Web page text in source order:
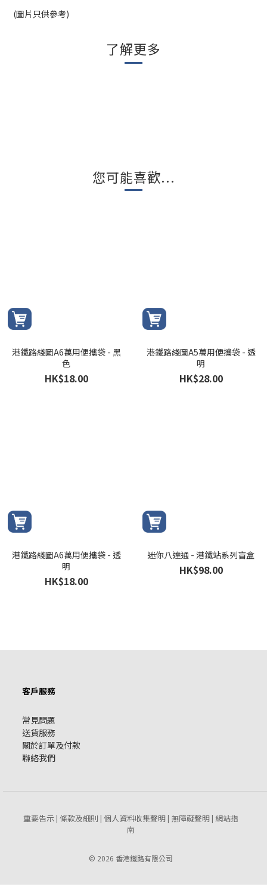
(圖片只供參考)
了解更多
您可能喜歡...
港鐵路綫圖A6萬用便攜袋 - 黑
色
HK$18.00
港鐵路綫圖A5萬用便攜袋 - 透
明
HK$28.00
港鐵路綫圖A6萬用便攜袋 - 透
明
HK$18.00
迷你八達通 - 港鐵站系列盲盒
HK$98.00
客戶服務
常見問題
送貨服務
關於訂單及付款
聯絡我們
重要告示| 條款及細則 | 個人資料收集聲明| 無障礙聲明| 網站指
南
© 2026 香港鐵路有限公司